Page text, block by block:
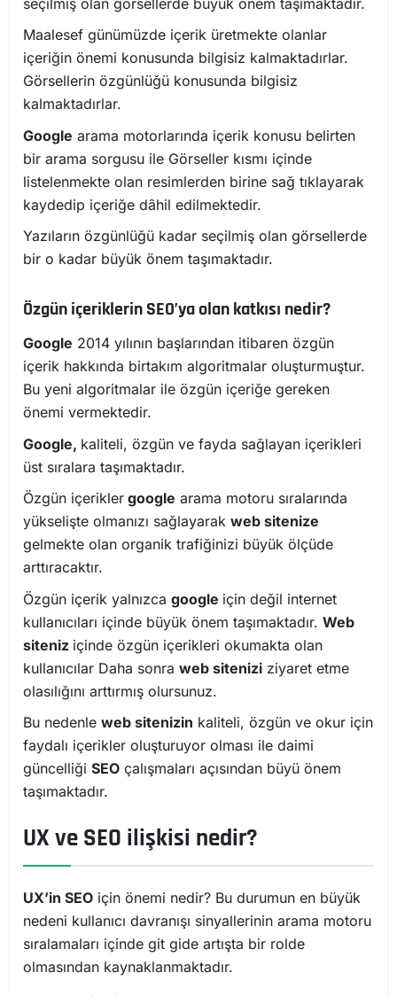
Maalesef günümüzde içerik üretmekte olanlar
içeriğin önemi konusunda bilgisiz kalmaktadırlar.
Görsellerin özgünlüğü konusunda bilgisiz
kalmaktadırlar.
Google arama motorlarında içerik konusu belirten
bir arama sorgusu ile Görseller kısmı içinde
listelenmekte olan resimlerden birine sağ tıklayarak
kaydedip içeriğe dâhil edilmektedir.
Yazıların özgünlüğü kadar seçilmiş olan görsellerde
bir o kadar büyük önem taşımaktadır.
Özgün içeriklerin SEO’ya olan katkısı nedir?
Google 2014 yılının başlarından itibaren özgün
içerik hakkında birtakım algoritmalar oluşturmuştur.
Bu yeni algoritmalar ile özgün içeriğe gereken
önemi vermektedir.
Google, kaliteli, özgün ve fayda sağlayan içerikleri
üst sıralara taşımaktadır.
Özgün içerikler google arama motoru sıralarında
yükselişte olmanızı sağlayarak web sitenize
gelmekte olan organik trafiğinizi büyük ölçüde
arttıracaktır.
Özgün içerik yalnızca google için değil internet
kullanıcıları içinde büyük önem taşımaktadır. Web
siteniz içinde özgün içerikleri okumakta olan
kullanıcılar Daha sonra web sitenizi ziyaret etme
olasılığını arttırmış olursunuz.
Bu nedenle web sitenizin kaliteli, özgün ve okur için
faydalı içerikler oluşturuyor olması ile daimi
güncelliği SEO çalışmaları açısından büyü önem
taşımaktadır.
UX ve SEO ilişkisi nedir?
UX’in SEO için önemi nedir? Bu durumun en büyük
nedeni kullanıcı davranışı sinyallerinin arama motoru
sıralamaları içinde git gide artışta bir rolde
olmasından kaynaklanmaktadır.